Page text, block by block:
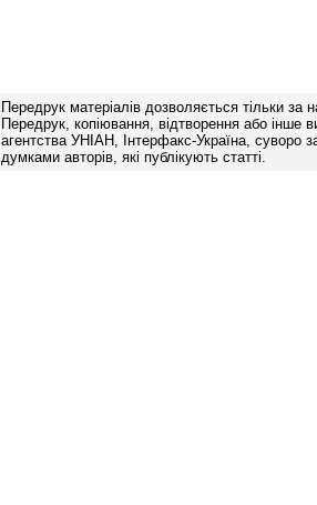
Передрук матеріалів дозволяється тільки за
Передрук, копіювання, відтворення або інше
агентства УНІАН, Інтерфакс-Україна, суворо
думками авторів, які публікують статті.